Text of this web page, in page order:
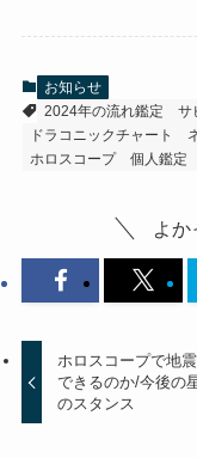
お知らせ
2024年の流れ鑑定
サ
ドラコニックチャート
ホロスコープ
個人鑑定
よか
ホロスコープで地
できるのか/今後の
のスタンス